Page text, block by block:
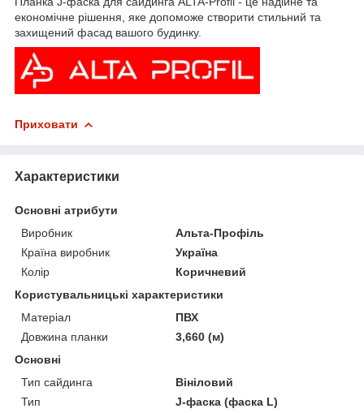
економічне рішення, яке допоможе створити стильний та
захищений фасад вашого будинку.
Приховати
Характеристики
Основні атрибути
Виробник
Альта-Профіль
Країна виробник
Україна
Колір
Коричневий
Користувальницькі характеристики
Матеріал
ПВХ
Довжина планки
3,660 (м)
Основні
Тип сайдинга
Вініловий
Тип
J-фаска (фаска L)